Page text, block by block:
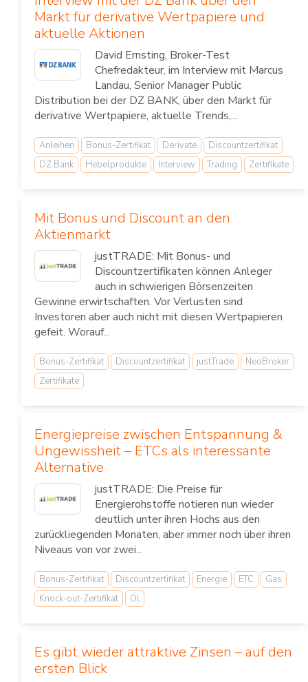
Markt für derivative Wertpapiere und
aktuelle Aktionen
David Ernsting, Broker-Test
Chefredakteur, im Interview mit Marcus
Landau, Senior Manager Public
Distribution bei der DZ BANK, über den Markt für
derivative Wertpapiere, aktuelle Trends,...
Anleihen Bonus-Zertifikat Derivate
Discountzertifikat
DZ Bank
Hebelprodukte Interview Trading Zertifikate
Mit Bonus und Discount an den
Aktienmarkt
justTRADE: Mit Bonus- und
Discountzertifikaten können Anleger
auch in schwierigen Börsenzeiten
Gewinne erwirtschaften. Vor Verlusten sind
Investoren aber auch nicht mit diesen Wertpapieren
gefeit. Worauf...
Bonus-Zertifikat Discountzertifikat justTrade
NeoBroker
Zertifikate
Energiepreise zwischen Entspannung &
Ungewissheit – ETCs als interessante
Alternative
justTRADE: Die Preise für
Energierohstoffe notieren nun wieder
deutlich unter ihren Hochs aus den
zurückliegenden Monaten, aber immer noch über ihren
Niveaus von vor zwei...
Bonus-Zertifikat Discountzertifikat Energie ETC
Gas
Knock-out-Zertifikat
Öl
Es gibt wieder attraktive Zinsen – auf den
ersten Blick